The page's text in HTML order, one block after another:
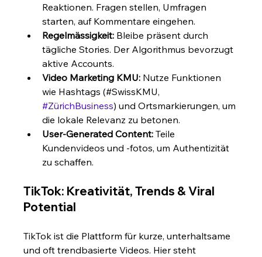
Reaktionen. Fragen stellen, Umfragen
starten, auf Kommentare eingehen.
Regelmässigkeit: Bleibe präsent durch
tägliche Stories. Der Algorithmus bevorzugt
aktive Accounts.
Video Marketing KMU: Nutze Funktionen
wie Hashtags (#SwissKMU,
#ZürichBusiness) und Ortsmarkierungen, um
die lokale Relevanz zu betonen.
User-Generated Content: Teile
Kundenvideos und -fotos, um Authentizität
zu schaffen.
TikTok: Kreativität, Trends & Viral
Potential
TikTok ist die Plattform für kurze, unterhaltsame
und oft trendbasierte Videos. Hier steht